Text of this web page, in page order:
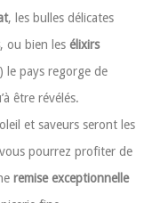
, les bulles délicates
, ou bien les élixirs
pays regorge de
être révélés.
et saveurs seront les
pourrez profiter de
remise exceptionnelle